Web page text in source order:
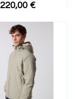
220,00 €